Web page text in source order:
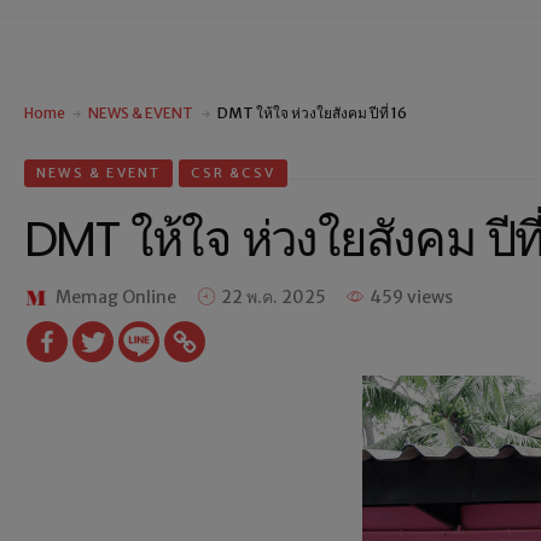
Home NEWS & EVENT DMT ให้ใจ ห่วงใยสังคม ปีที่ 16
NEWS & EVENT CSR &CSV
DMT ให้ใจ ห่วงใยสังคม ปี
Memag Online 22 พ.ค. 2025 459 views